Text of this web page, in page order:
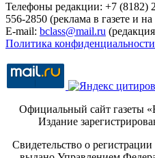
Телефоны редакции: +7 (8182)
556-2850 (реклама в газете и на
E-mail: bclass@mail.ru
Политика
Официальный сайт газеты
Издание
Свидетельство о